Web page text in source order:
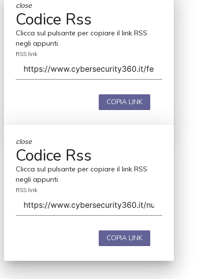
close
Codice Rss
Clicca sul pulsante per copiare il link RSS
negli appunti.
RSS link
COPIA LINK
close
Codice Rss
Clicca sul pulsante per copiare il link RSS
negli appunti.
RSS link
COPIA LINK